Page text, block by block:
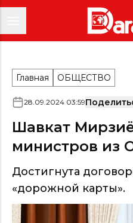
Главная ОБЩЕСТВО
28.09.2024 03:59
Шавкат
министров из
Достигнута
«дорожной карты».